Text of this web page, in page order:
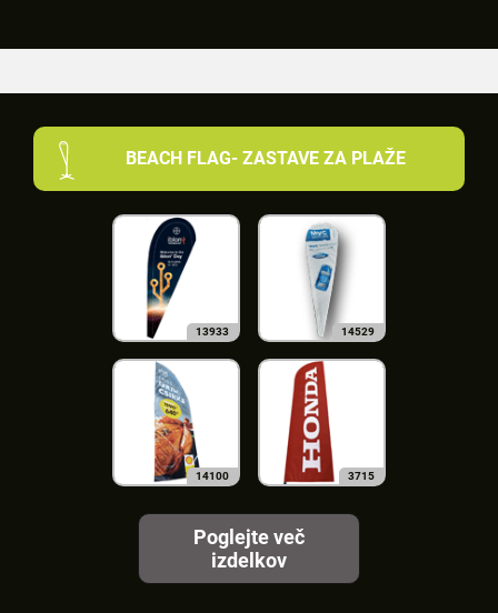
BEACH FLAG- ZASTAVE ZA PLAŽE
13933 14529
14100 3715
Poglejte več
izdelkov